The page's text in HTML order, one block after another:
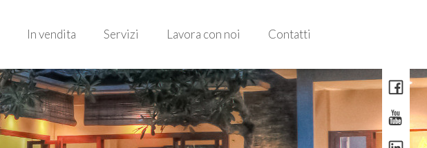
In vendita Servizi Lavora con noi Contatti